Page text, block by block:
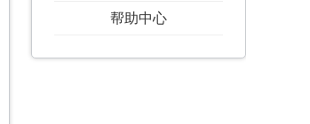
帮助中心